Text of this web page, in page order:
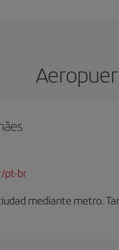
pt-br
mediante metro.